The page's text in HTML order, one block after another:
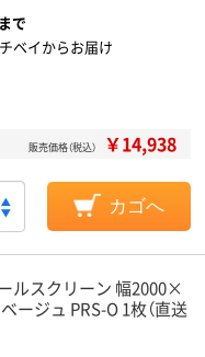
で
ベイからお届け
販売価格（税込） ￥14,938
カゴへ
ルスクリーン 幅2000×
ージュ PRS-O 1枚（直送